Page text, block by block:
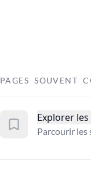
PAGES SOUVENT
Explorer
Parcourir les